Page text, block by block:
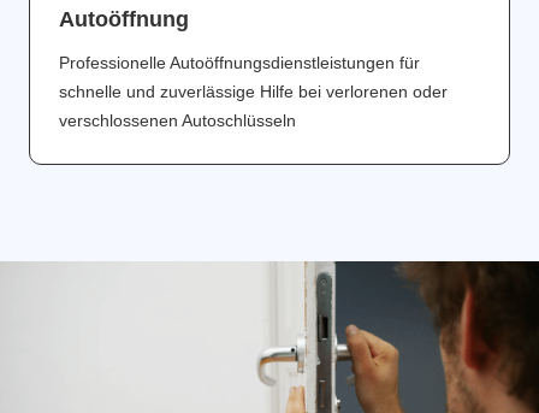
Аutoöffnung
Professionelle Autoöffnungsdienstleistungen für
schnelle und zuverlässige Hilfe bei verlorenen oder
verschlossenen Autoschlüsseln